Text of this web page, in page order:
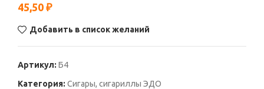
45,50 ₽
Добавить в список желаний
Артикул: Б4
Категория: Сигары, сигариллы ЭДО